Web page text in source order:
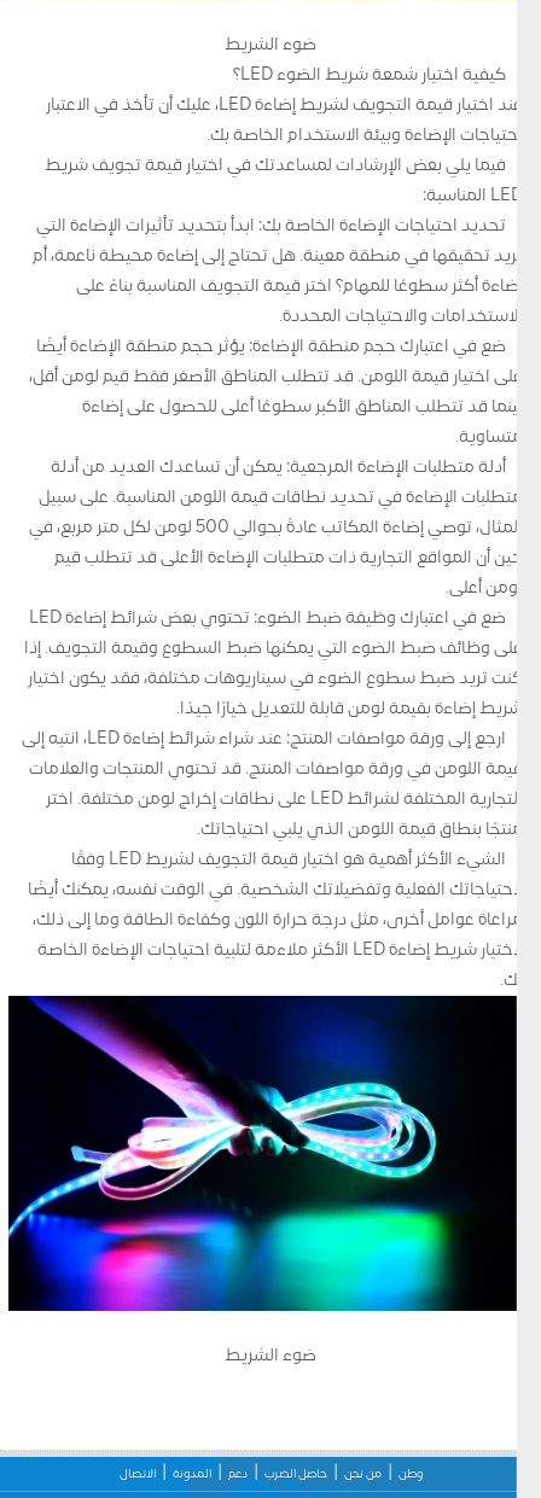
ضوء الشريط
كيفية اختيار شمعة شريط الضوء LED؟
عند اختيار قيمة التجويف لشريط إضاءة LED، عليك أن تأخذ في الاعتبار
احتياجات الإضاءة وبيئة الاستخدام الخاصة بك.
فيما يلي بعض الإرشادات لمساعدتك في اختيار قيمة تجويف شريط
LED المناسبة:
تحديد احتياجات الإضاءة الخاصة بك: ابدأ بتحديد تأثيرات الإضاءة التي
تريد تحقيقها في منطقة معينة. هل تحتاج إلى إضاءة محيطة ناعمة، أم
إضاءة أكثر سطوعًا للمهام؟ اختر قيمة التجويف المناسبة بناءً على
الاستخدامات والاحتياجات المحددة.
ضع في اعتبارك حجم منطقة الإضاءة: يؤثر حجم منطقة الإضاءة أيضًا
على اختيار قيمة اللومن. قد تتطلب المناطق الأصغر فقط قيم لومن أقل،
بينما قد تتطلب المناطق الأكبر سطوعًا أعلى للحصول على إضاءة
متساوية.
أدلة متطلبات الإضاءة المرجعية: يمكن أن تساعدك العديد من أدلة
متطلبات الإضاءة في تحديد نطاقات قيمة اللومن المناسبة. على سبيل
المثال، توصي إضاءة المكاتب عادةً بحوالي 500 لومن لكل متر مربع، في
حين أن المواقع التجارية ذات متطلبات الإضاءة الأعلى قد تتطلب قيم
لومن أعلى.
ضع في اعتبارك وظيفة ضبط الضوء: تحتوي بعض شرائط إضاءة LED
على وظائف ضبط الضوء التي يمكنها ضبط السطوع وقيمة التجويف. إذا
كنت تريد ضبط سطوع الضوء في سيناريوهات مختلفة، فقد يكون اختيار
شريط إضاءة بقيمة لومن قابلة للتعديل خيارًا جيدًا.
ارجع إلى ورقة مواصفات المنتج: عند شراء شرائط إضاءة LED، انتبه إلى
قيمة اللومن في ورقة مواصفات المنتج. قد تحتوي المنتجات والعلامات
التجارية المختلفة لشرائط LED على نطاقات إخراج لومن مختلفة. اختر
منتجًا بنطاق قيمة اللومن الذي يلبي احتياجاتك.
الشيء الأكثر أهمية هو اختيار قيمة التجويف لشريط LED وفقًا
لاحتياجاتك الفعلية وتفضيلاتك الشخصية. في الوقت نفسه، يمكنك أيضًا
مراعاة عوامل أخرى، مثل درجة حرارة اللون وكفاءة الطاقة وما إلى ذلك،
لاختيار شريط إضاءة LED الأكثر ملاءمة لتلبية احتياجات الإضاءة الخاصة
بك.
ضوء الشريط
وطن من نحن حاصل الضرب دعم المدونة الاتصال